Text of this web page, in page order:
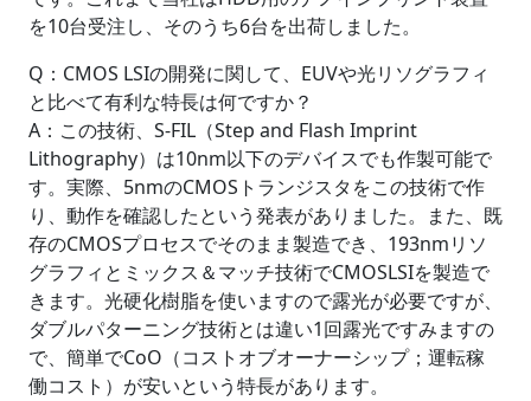
を10台受注し、そのうち6台を出荷しました。
Q：CMOS LSIの開発に関して、EUVや光リソグラフィ
と比べて有利な特長は何ですか？
A：この技術、S-FIL（Step and Flash Imprint
Lithography）は10nm以下のデバイスでも作製可能で
す。実際、5nmのCMOSトランジスタをこの技術で作
り、動作を確認したという発表がありました。また、既
存のCMOSプロセスでそのまま製造でき、193nmリソ
グラフィとミックス＆マッチ技術でCMOSLSIを製造で
きます。光硬化樹脂を使いますので露光が必要ですが、
ダブルパターニング技術とは違い1回露光ですみますの
で、簡単でCoO（コストオブオーナーシップ；運転稼
働コスト）が安いという特長があります。